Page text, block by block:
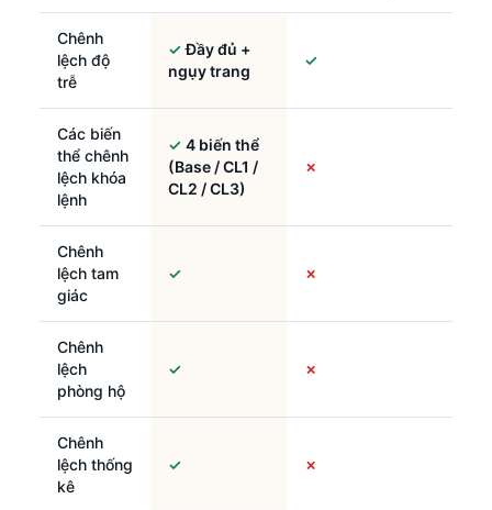
Chênh
lệch độ
trễ
✓ Đầy đủ +
ngụy trang
✓
Các biến
thể chênh
lệch khóa
lệnh
✓ 4 biến thể
(Base / CL1 /
CL2 / CL3)
✗
Chênh
lệch tam
giác
✓ ✗
Chênh
lệch
phòng hộ
✓ ✗
Chênh
lệch thống
kê
✓ ✗